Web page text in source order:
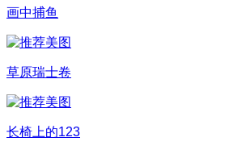
画中捕鱼
草原瑞士卷
长椅上的123